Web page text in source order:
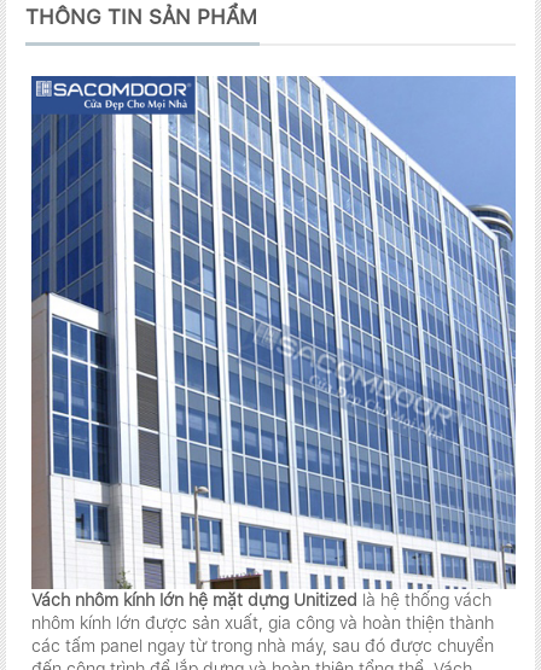
THÔNG TIN SẢN PHẨM
Vách nhôm kính lớn hệ mặt dựng Unitized là hệ thống vách
nhôm kính lớn được sản xuất, gia công và hoàn thiện thành
các tấm panel ngay từ trong nhà máy, sau đó được chuyển